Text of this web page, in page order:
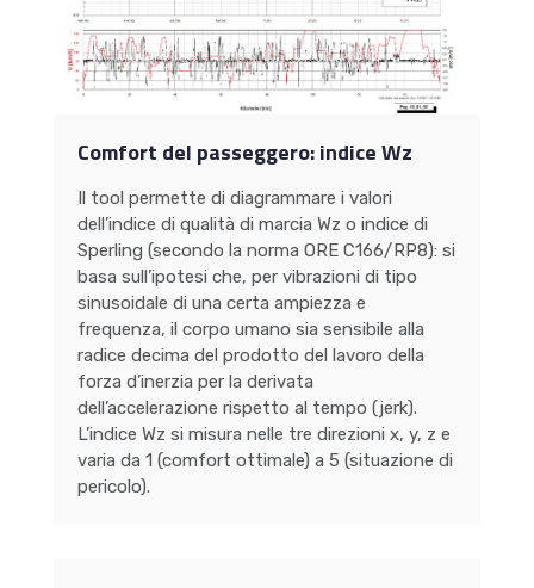
Comfort del passeggero: indice Wz
Il tool permette di diagrammare i valori
dell’indice di qualità di marcia Wz o indice di
Sperling (secondo la norma ORE C166/RP8): si
basa sull’ipotesi che, per vibrazioni di tipo
sinusoidale di una certa ampiezza e
frequenza, il corpo umano sia sensibile alla
radice decima del prodotto del lavoro della
forza d’inerzia per la derivata
dell’accelerazione rispetto al tempo (jerk).
L’indice Wz si misura nelle tre direzioni x, y, z e
varia da 1 (comfort ottimale) a 5 (situazione di
pericolo).